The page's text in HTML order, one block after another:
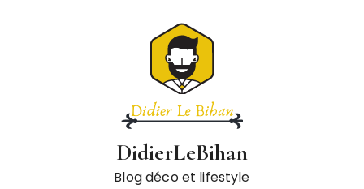
DidierLeBihan
Blog déco et lifestyle